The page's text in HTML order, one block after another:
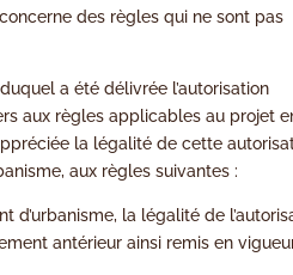
concerne des règles qui ne sont pas
a été délivrée l’autorisation
aux règles applicables au projet
la légalité de cette
aux règles suivantes :
la légalité de
antérieur ainsi remis en